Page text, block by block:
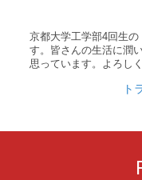
京都大学工学部4回生
す。皆さんの生活に潤
思っています。よろし
ト